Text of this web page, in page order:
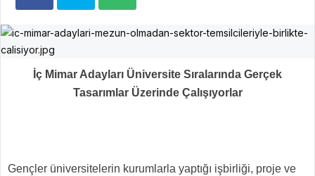
İç Mimar Adayları Üniversite Sıralarında Gerçek
Tasarımlar Üzerinde Çalışıyorlar
Gençler üniversitelerin kurumlarla yaptığı işbirliği, proje ve